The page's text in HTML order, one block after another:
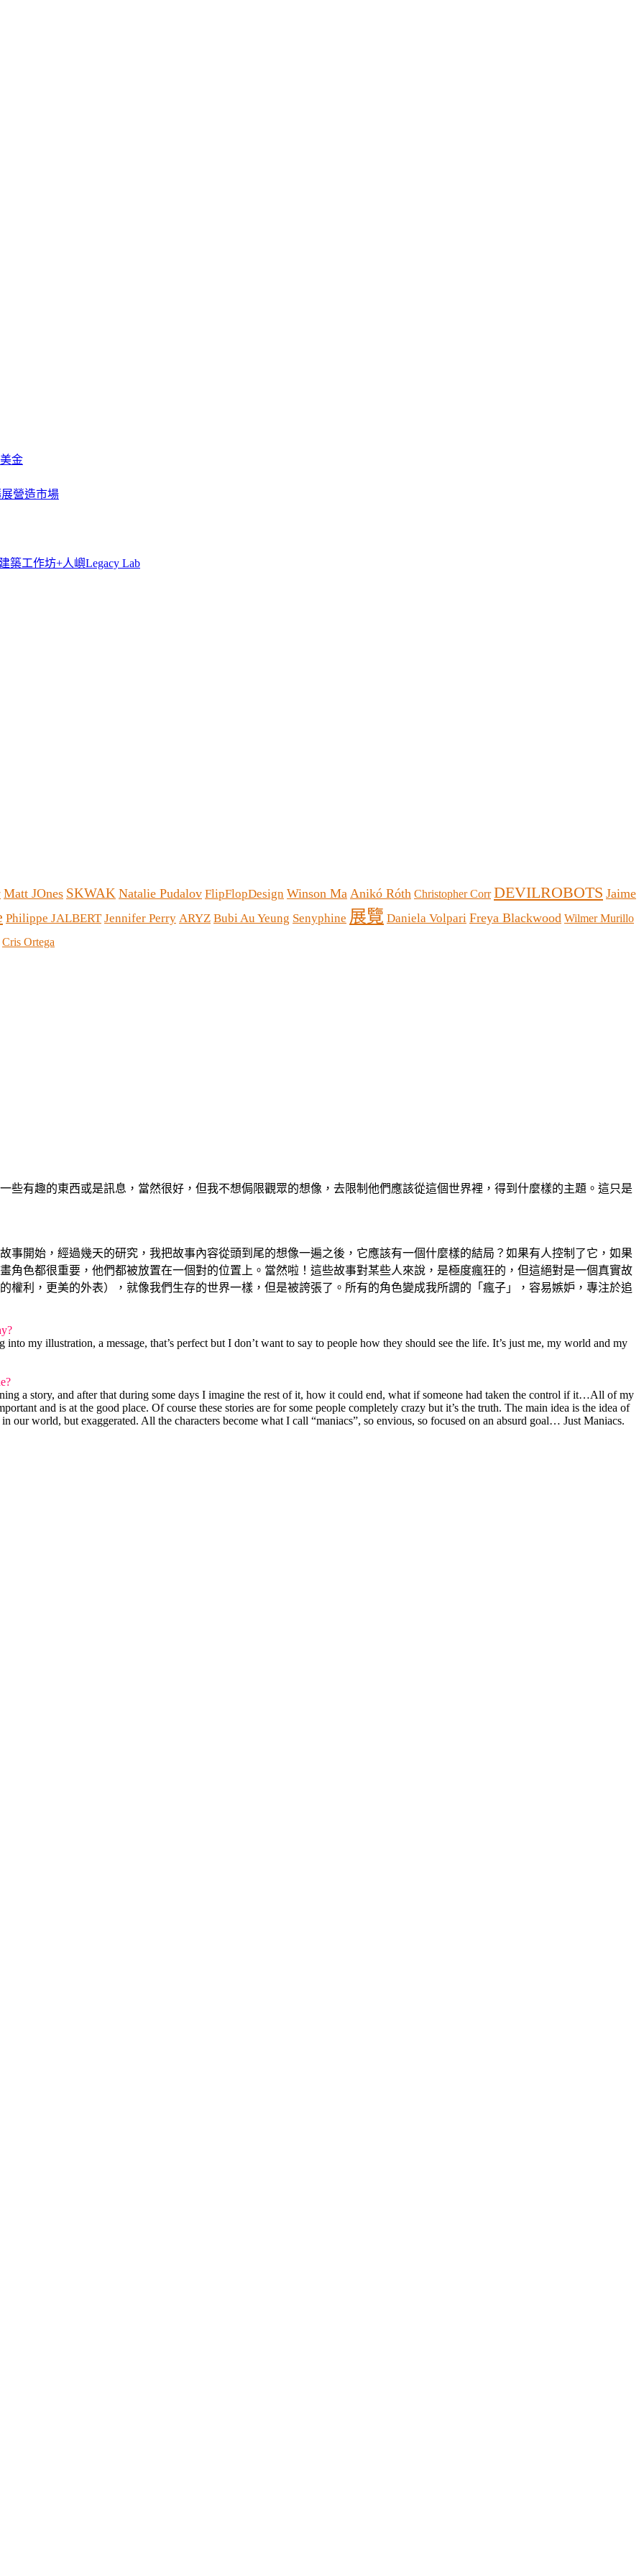
金
展營造市場
築工作坊+人嶼Legacy Lab
Matt JOnes SKWAK Natalie Pudalov FlipFlopDesign Winson Ma Anikó Róth Christopher Corr DEVILROBOTS Jaime
Philippe JALBERT Jennifer Perry ARYZ Bubi Au Yeung Senyphine 展覽 Daniela Volpari Freya Blackwood Wilmer Murillo
Cris Ortega
些有趣的東西或是訊息，當然很好，但我不想侷限觀眾的想像，去限制他們應該從這個世界裡，得到什麼樣的主題。這只是
事開始，經過幾天的研究，我把故事內容從頭到尾的想像一遍之後，它應該有一個什麼樣的結局？如果有人控制了它，如果
角色都很重要，他們都被放置在一個對的位置上。當然啦！這些故事對某些人來說，是極度瘋狂的，但這絕對是一個真實故
權利，更美的外表），就像我們生存的世界一樣，但是被誇張了。所有的角色變成我所謂的「瘋子」，容易嫉妒，專注於追
my illustration, a message, that’s perfect but I don’t want to say to people how they should see the life. It’s just me, my world and my
a story, and after that during some days I imagine the rest of it, how it could end, what if someone had taken the control if it…All of my
and is at the good place. Of course these stories are for some people completely crazy but it’s the truth. The main idea is the idea of
our world, but exaggerated. All the characters become what I call “maniacs”, so envious, so focused on an absurd goal… Just Maniacs.